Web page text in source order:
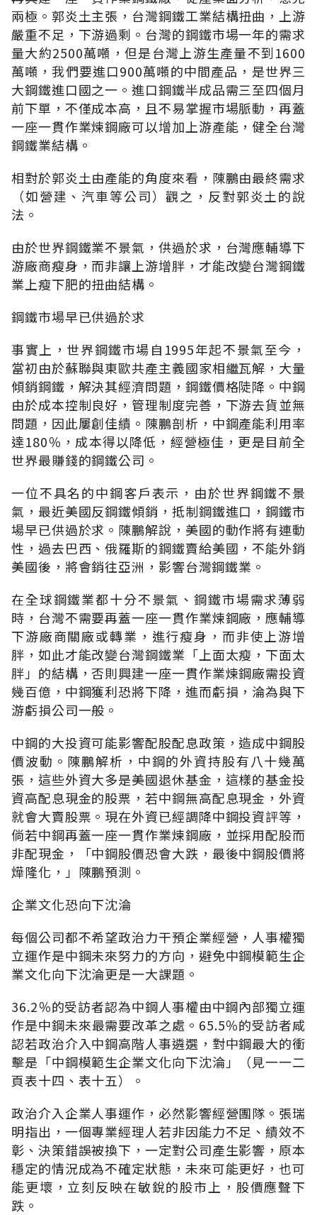
兩極。郭炎土主張，台灣鋼鐵工業結構扭曲，上游
嚴重不足，下游過剩。台灣的鋼鐵市場一年的需求
量大約2500萬噸，但是台灣上游生產量不到1600
萬噸，我們要進口900萬噸的中間產品，是世界三
大鋼鐵進口國之一。進口鋼鐵半成品需三至四個月
前下單，不僅成本高，且不易掌握市場脈動，再蓋
一座一貫作業煉鋼廠可以增加上游產能，健全台灣
鋼鐵業結構。
相對於郭炎土由產能的角度來看，陳鵬由最終需求
（如營建、汽車等公司）觀之，反對郭炎土的說
法。
由於世界鋼鐵業不景氣，供過於求，台灣應輔導下
游廠商瘦身，而非讓上游增胖，才能改變台灣鋼鐵
業上瘦下肥的扭曲結構。
鋼鐵市場早已供過於求
事實上，世界鋼鐵市場自1995年起不景氣至今，
當初由於蘇聯與東歐共產主義國家相繼瓦解，大量
傾銷鋼鐵，解決其經濟問題，鋼鐵價格陡降。中鋼
由於成本控制良好，管理制度完善，下游去貨並無
問題，因此屢創佳績。陳鵬剖析，中鋼產能利用率
達180％，成本得以降低，經營極佳，更是目前全
世界最賺錢的鋼鐵公司。
一位不具名的中鋼客戶表示，由於世界鋼鐵不景
氣，最近美國反鋼鐵傾銷，抵制鋼鐵進口，鋼鐵市
場早已供過於求。陳鵬解說，美國的動作將有連動
性，過去巴西、俄羅斯的鋼鐵賣給美國，不能外銷
美國後，將會銷往亞洲，影響台灣鋼鐵業。
在全球鋼鐵業都十分不景氣、鋼鐵市場需求薄弱
時，台灣不需要再蓋一座一貫作業煉鋼廠，應輔導
下游廠商關廠或轉業，進行瘦身，而非使上游增
胖，如此才能改變台灣鋼鐵業「上面太瘦，下面太
胖」的結構，否則興建一座一貫作業煉鋼廠需投資
幾百億，中鋼獲利恐將下降，進而虧損，淪為與下
游虧損公司一般。
中鋼的大投資可能影響配股配息政策，造成中鋼股
價波動。陳鵬解析，中鋼的外資持股有八十幾萬
張，這些外資大多是美國退休基金，這樣的基金投
資高配息現金的股票，若中鋼無高配息現金，外資
就會大賣股票。現在外資已經調降中鋼投資評等，
倘若中鋼再蓋一座一貫作業煉鋼廠，並採用配股而
非配現金，「中鋼股價恐會大跌，最後中鋼股價將
燁隆化，」陳鵬預測。
企業文化恐向下沈淪
每個公司都不希望政治力干預企業經營，人事權獨
立運作是中鋼未來努力的方向，避免中鋼模範生企
業文化向下沈淪更是一大課題。
36.2％的受訪者認為中鋼人事權由中鋼內部獨立運
作是中鋼未來最需要改革之處。65.5％的受訪者咸
認若政治介入中鋼高階人事遴選，對中鋼最大的衝
擊是「中鋼模範生企業文化向下沈淪」（見一一二
頁表十四、表十五）。
政治介入企業人事運作，必然影響經營團隊。張瑞
明指出，一個專業經理人若非因能力不足、績效不
彰、決策錯誤被換下，一定對公司產生影響，原本
穩定的情況成為不確定狀態，未來可能更好，也可
能更壞，立刻反映在敏銳的股市上，股價應聲下
跌。